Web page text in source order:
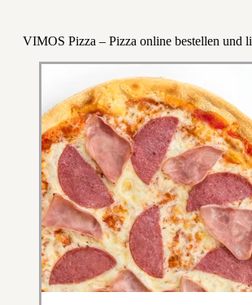
VIMOS Pizza – Pizza online bestellen und